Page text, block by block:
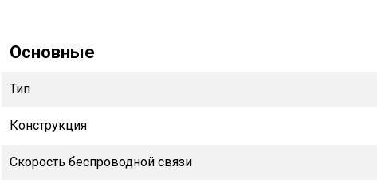
Основные
Тип
Конструкция
Скорость беспроводной связи